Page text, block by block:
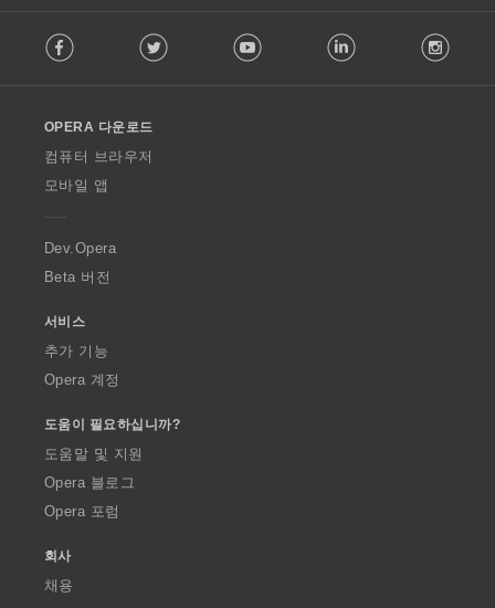
o
w
O
p
a
Facebook Twitter Youtube LinkedIn
OPERA 다운로드
컴퓨터 브라우저
모바일 앱
Dev.Opera
Beta 버전
서비스
추가 기능
Opera 계정
도움이 필요하십니까?
도움말 및 지원
Opera 블로그
Opera 포럼
회사
채용